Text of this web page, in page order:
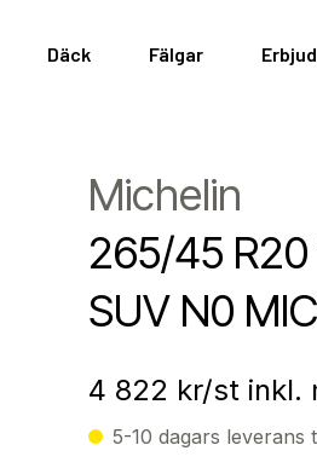
Däck Fälgar
Michelin
265/45 R20
SUV N0
4 822 kr/st inkl.
5-10 dagars leverans